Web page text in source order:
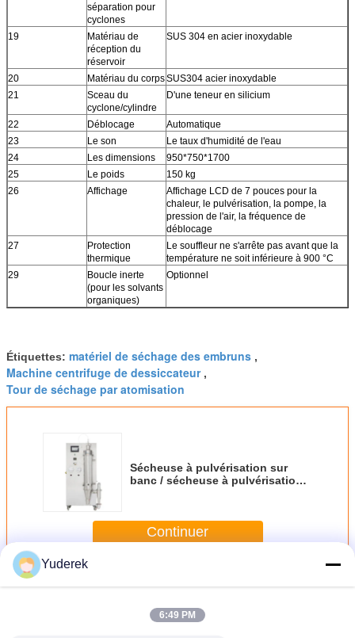
séparation pour
cyclones
19
Matériau de
réception du
réservoir
SUS 304 en acier inoxydable
20 Matériau du corpsSUS304 acier inoxydable
21
Sceau du
cyclone/cylindre
D'une teneur en silicium
22 Déblocage
Automatique
23
Le son
Le taux d'humidité de l'eau
24
Les dimensions
950*750*1700
25
Le poids
150 kg
26
Affichage
Affichage LCD de 7 pouces pour la
chaleur, le pulvérisation, la pompe, la
pression de l'air, la fréquence de
déblocage
27
Protection
thermique
Le souffleur ne s'arrête pas avant que la
température ne soit inférieure à 900 °C
29
Boucle inerte
(pour les solvants
organiques)
Optionnel
Étiquettes: matériel de séchage des embruns ,
Machine centrifuge de dessiccateur,
Tour de séchage par atomisation
Sécheuse à pulvérisation sur
banc / sécheuse à pulvérisation à
Continuer
PlusDessiccateur de jet centrifuge
Yuderek
6:49 PM